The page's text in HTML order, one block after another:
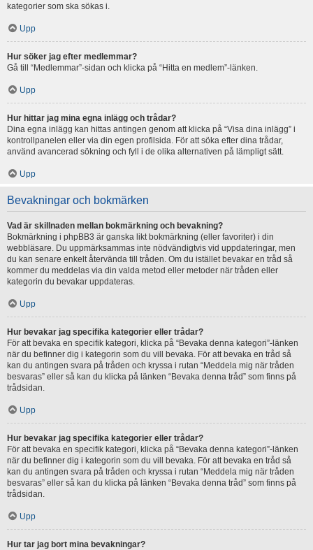
kategorier som ska sökas i.
Upp
Hur söker jag efter medlemmar?
Gå till “Medlemmar”-sidan och klicka på “Hitta en medlem”-länken.
Upp
Hur hittar jag mina egna inlägg och trådar?
Dina egna inlägg kan hittas antingen genom att klicka på “Visa dina inlägg” i
kontrollpanelen eller via din egen profilsida. För att söka efter dina trådar,
använd avancerad sökning och fyll i de olika alternativen på lämpligt sätt.
Upp
Bevakningar och bokmärken
Vad är skillnaden mellan bokmärkning och bevakning?
Bokmärkning i phpBB3 är ganska likt bokmärkning (eller favoriter) i din
webbläsare. Du uppmärksammas inte nödvändigtvis vid uppdateringar, men
du kan senare enkelt återvända till tråden. Om du istället bevakar en tråd så
kommer du meddelas via din valda metod eller metoder när tråden eller
kategorin du bevakar uppdateras.
Upp
Hur bevakar jag specifika kategorier eller trådar?
För att bevaka en specifik kategori, klicka på “Bevaka denna kategori”-länken
när du befinner dig i kategorin som du vill bevaka. För att bevaka en tråd så
kan du antingen svara på tråden och kryssa i rutan “Meddela mig när tråden
besvaras” eller så kan du klicka på länken “Bevaka denna tråd” som finns på
trådsidan.
Upp
Hur bevakar jag specifika kategorier eller trådar?
För att bevaka en specifik kategori, klicka på “Bevaka denna kategori”-länken
när du befinner dig i kategorin som du vill bevaka. För att bevaka en tråd så
kan du antingen svara på tråden och kryssa i rutan “Meddela mig när tråden
besvaras” eller så kan du klicka på länken “Bevaka denna tråd” som finns på
trådsidan.
Upp
Hur tar jag bort mina bevakningar?